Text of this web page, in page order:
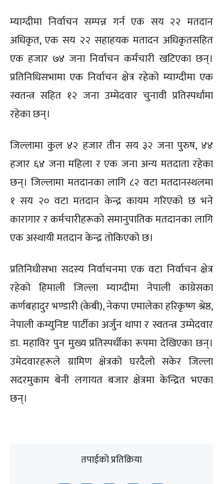
म्याग्दीमा निर्वाचन सम्पन्न गर्न एक सय २२ मतदान
अधिकृत, एक सय २२ सहाहयक मतादन अधिकृतसहित
एक हजार ७४ जना निर्वाचन कर्मचारी खटिएका छन्।
प्रतिनिधिसभामा एक निर्वाचन क्षेत्र रहेको म्याग्दीमा एक
स्वतन्त्र सहित १२ जना उम्मेदवार चुनावी प्रतिस्पर्धामा
रहेका छन्।
जिल्लामा कुल ४२ हजार तीन सय ३२ जना पुरुष, ४४
हजार ६४ जना महिला र एक जना अन्य मतदाता रहेका
छन्। जिल्लामा मतदानका लागि ८२ वटा मतदानस्थलमा
१ सय २० वटा मतदान केन्द्र कायम गरिएको छ भने
कारागार र कर्मचारीहरूको समानुपातिक मतदानका लागि
एक अस्थायी मतदान केन्द्र तोकिएको छ।
प्रतिनिधीसभा सदस्य निर्वाचनमा एक वटा निर्वाचन क्षेत्र
रहेको हिमाली जिल्ला म्याग्दीमा नेपाली कांग्रेसका
कर्णबहादुर भण्डारी (केबी), नेकपा एमालेका हरिकृष्ण श्रेष्ठ,
नेपाली कम्युनिष्ट पार्टीका अर्जुन थापा र स्वतन्त्र उम्मेदवार
डा. महाविर पुन मुख्य प्रतिस्पर्धीका रूपमा देखिएका छन्।
उमेदवारहरूले ग्रामिण क्षेत्रको घरदैलो सकेर जिल्ला
सदरमुकाम बेनी लगायत बजार क्षेत्रमा केन्द्रित भएका
छन्।
तपाईको प्रतिक्रिया